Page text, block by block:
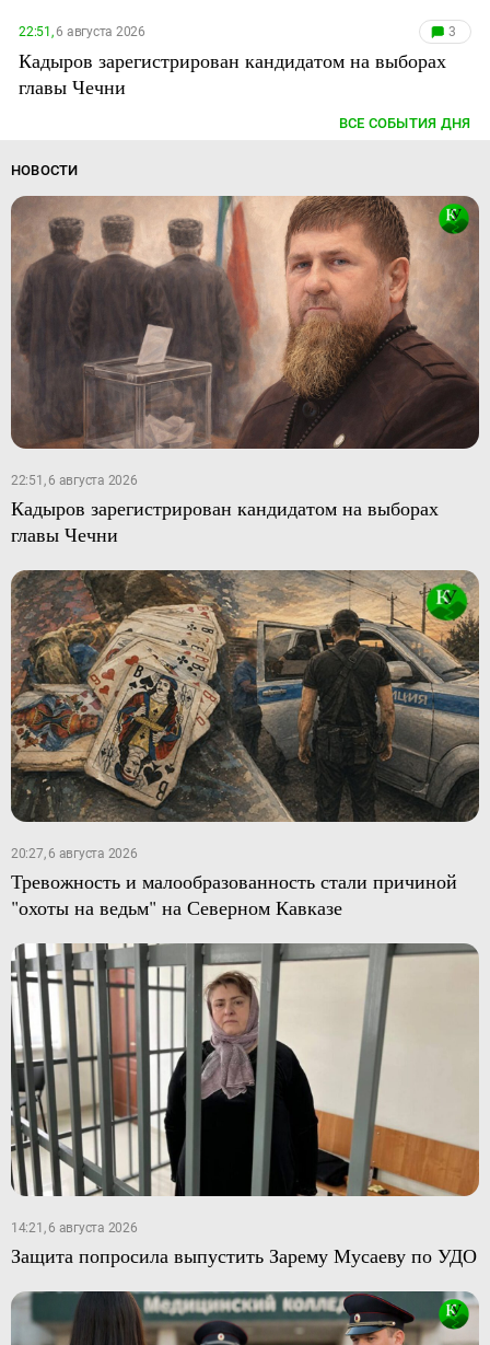
22:51,6 августа 2026 3
Кадыров зарегистрирован кандидатом на выборах
главы Чечни
ВСЕ СОБЫТИЯ ДНЯ
НОВОСТИ
22:51, 6 августа 2026
Кадыров зарегистрирован кандидатом на выборах
главы Чечни
20:27, 6 августа 2026
Тревожность и малообразованность стали причиной
"охоты на ведьм" на Северном Кавказе
14:21, 6 августа 2026
Защита попросила выпустить Зарему Мусаеву по УДО